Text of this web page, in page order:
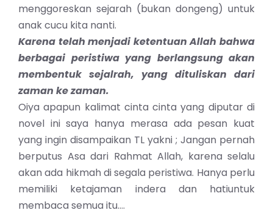
menggoreskan sejarah (bukan dongeng) untuk
anak cucu kita nanti.
Karena telah menjadi ketentuan Allah bahwa
berbagai peristiwa yang berlangsung akan
membentuk sejalrah, yang dituliskan dari
zaman ke zaman.
Oiya apapun kalimat cinta cinta yang diputar di
novel ini saya hanya merasa ada pesan kuat
yang ingin disampaikan TL yakni ; Jangan pernah
berputus Asa dari Rahmat Allah, karena selalu
akan ada hikmah di segala peristiwa. Hanya perlu
memiliki ketajaman indera dan hatiuntuk
membaca semua itu….